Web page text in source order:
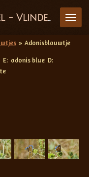
Frans van de Mortel - Vlinderfotografie
» Adonisblauwtje
adonis blue D: